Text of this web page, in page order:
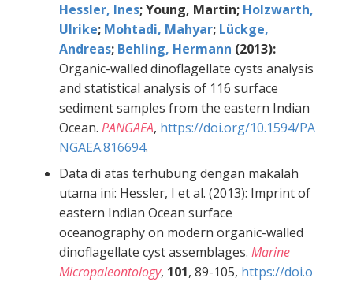
Hessler, Ines; Young, Martin; Holzwarth,
Ulrike; Mohtadi, Mahyar; Lückge,
Andreas; Behling, Hermann (2013):
Organic-walled dinoflagellate cysts analysis
and statistical analysis of 116 surface
sediment samples from the eastern Indian
Ocean. PANGAEA, https://doi.org/10.1594/PA
NGAEA.816694.
Data di atas terhubung dengan makalah
utama ini: Hessler, I et al. (2013): Imprint of
eastern Indian Ocean surface
oceanography on modern organic-walled
dinoflagellate cyst assemblages. Marine
Micropaleontology, 101, 89-105, https://doi.o